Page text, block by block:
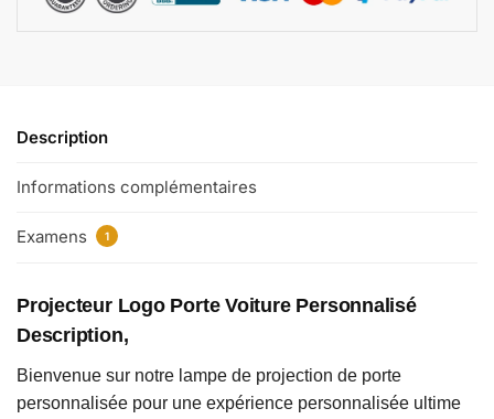
Description
Informations complémentaires
Examens 1
Projecteur Logo Porte Voiture Personnalisé
Description,
Bienvenue sur notre lampe de projection de porte
personnalisée pour une expérience personnalisée ultime